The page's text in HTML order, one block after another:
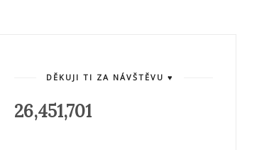
DĚKUJI TI ZA NÁVŠTĚVU ♥
26,451,701